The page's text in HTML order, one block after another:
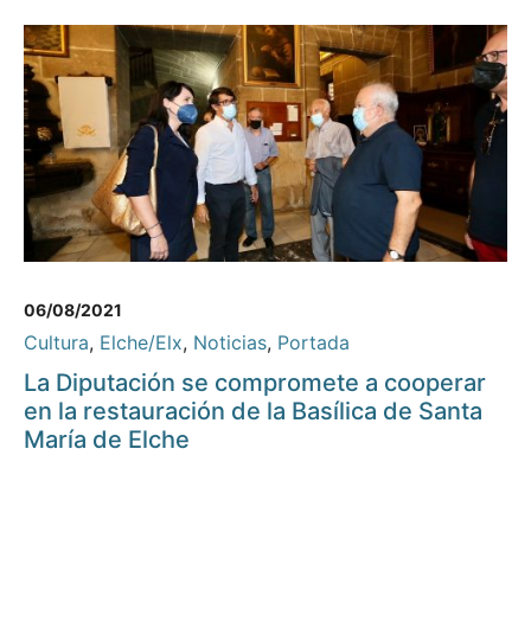
06/08/2021
Cultura, Elche/Elx, Noticias, Portada
La Diputación se compromete a cooperar
en la restauración de la Basílica de Santa
María de Elche